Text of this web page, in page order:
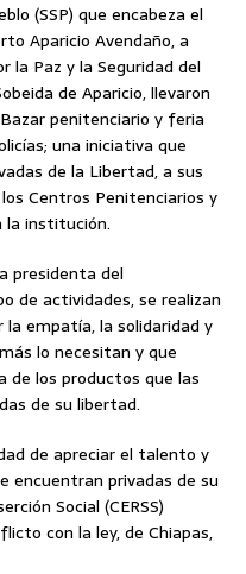
(SSP) que encabeza el
Aparicio Avendaño, a
la Paz y la Seguridad del
de Aparicio, llevaron
penitenciario y feria
una iniciativa que
de la Libertad, a sus
Centros Penitenciarios y
la institución.
presidenta del
de actividades, se realizan
empatía, la solidaridad y
lo necesitan y que
de los productos que las
de su libertad.
de apreciar el talento y
encuentran privadas de su
Social (CERSS)
con la ley, de Chiapas,